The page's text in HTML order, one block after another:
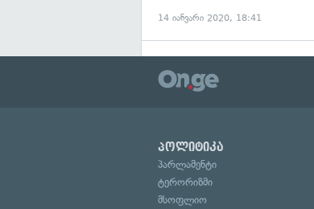
14 იანვარი 2020, 18:41
პოლიტიკა
პარლამენტი
ტერორიზმი
მსოფლიო